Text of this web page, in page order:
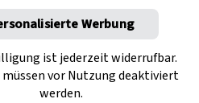
Werbung
ist jederzeit widerrufbar.
vor Nutzung deaktiviert
werden.